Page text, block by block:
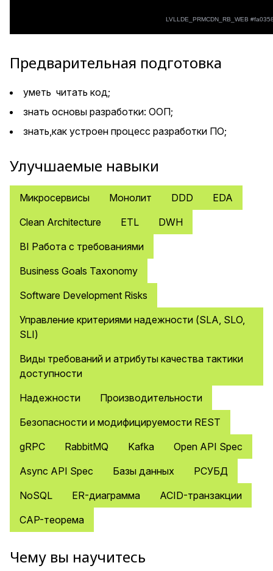
Предварительная подготовка
уметь читать код;
знать основы разработки: ООП;
знать,как устроен процесс разработки ПО;
Улучшаемые навыки
Микросервисы Монолит DDD
EDA
Clean Architecture
ETL
DWH
BI Работа с требованиями
Business Goals Taxonomy
Software Development Risks
Управление критериями надежности (SLA, SLO,
SLI)
Виды требований и атрибуты качества тактики
доступности
Надежности
Производительности
Безопасности и модифицируемости REST
gRPC
RabbitMQ Kafka
Open API Spec
Async API Spec
Базы данных
РСУБД
NoSQL
ER-диаграмма
ACID-транзакции
CAP-теорема
Чему вы научитесь